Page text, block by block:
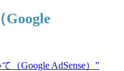
Google
（Google AdSense）”